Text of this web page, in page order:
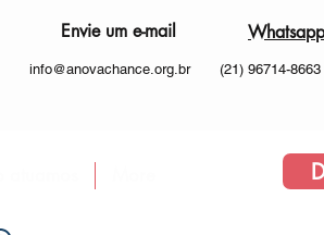
Envie um e-mail
info@anovachance.org.br
Whatsapp
(21) 96714-8663